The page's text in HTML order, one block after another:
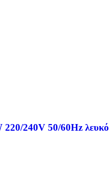
220/240V 50/60Hz λευκό